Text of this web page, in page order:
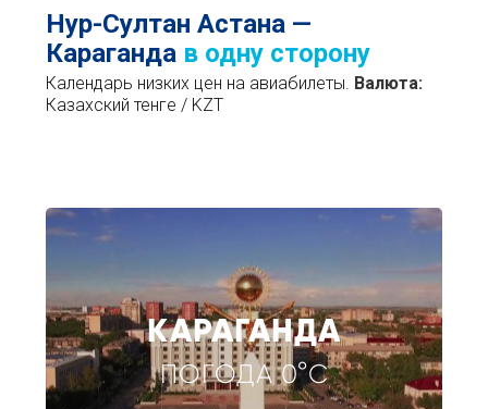
Нур-Султан Астана —
Караганда в одну сторону
Календарь низких цен на авиабилеты. Валюта:
Казахский тенге / KZT
КАРАГАНДА
ПОГОДА 0°C